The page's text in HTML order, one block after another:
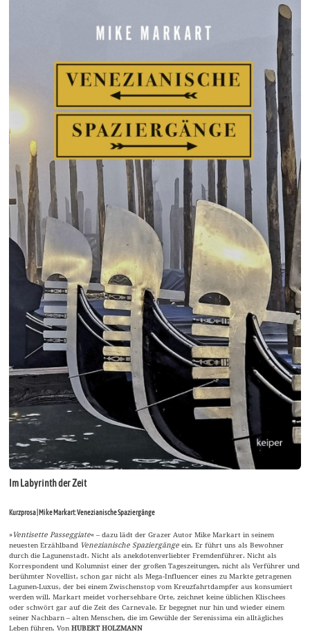
Im Labyrinth der Zeit
Kurzprosa | Mike Markart: Venezianische Spaziergänge
»Ventisette Passeggiate« – dazu lädt der Grazer Autor Mike Markart in seinem
neuesten Erzählband Venezianische Spaziergänge ein. Er führt uns als Bewohner
durch die Lagunenstadt. Nicht als anekdotenverliebter Fremdenführer. Nicht als
Korrespondent und Kolumnist einer der großen Tageszeitungen, nicht als Verführer und
berühmter Novellist, schon gar nicht als Mega-Influencer eines zu Markte getragenen
Lagunen-Luxus, der bei einem Zwischenstop vom Kreuzfahrtdampfer aus konsumiert
werden will. Markart meidet vorhersehbare Orte, zeichnet keine üblichen Klischees
oder schwört gar auf die Zeit des Carnevale. Er begegnet nur hin und wieder einem
seiner Nachbarn – alten Menschen, die im Gewühle der Serenissima ein alltägliches
Leben führen. VonHUBERT HOLZMANN